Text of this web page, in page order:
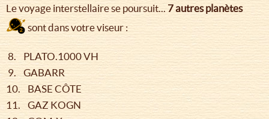
Le voyage interstellaire se poursuit... 7 autres planètes
sont dans votre viseur :
8. PLATO.1000 VH
9. GABARR
10. BASE CÔTE
11. GAZ KOGN